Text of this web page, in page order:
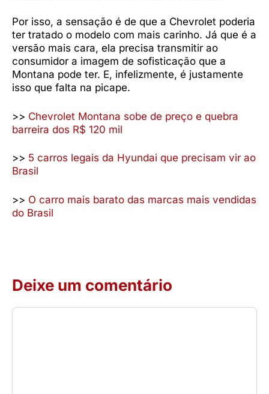
Por isso, a sensação é de que a Chevrolet poderia
ter tratado o modelo com mais carinho. Já que é a
versão mais cara, ela precisa transmitir ao
consumidor a imagem de sofisticação que a
Montana pode ter. E, infelizmente, é justamente
isso que falta na picape.
>> Chevrolet Montana sobe de preço e quebra
barreira dos R$ 120 mil
>> 5 carros legais da Hyundai que precisam vir ao
Brasil
>> O carro mais barato das marcas mais vendidas
do Brasil
Deixe um comentário
Comentário